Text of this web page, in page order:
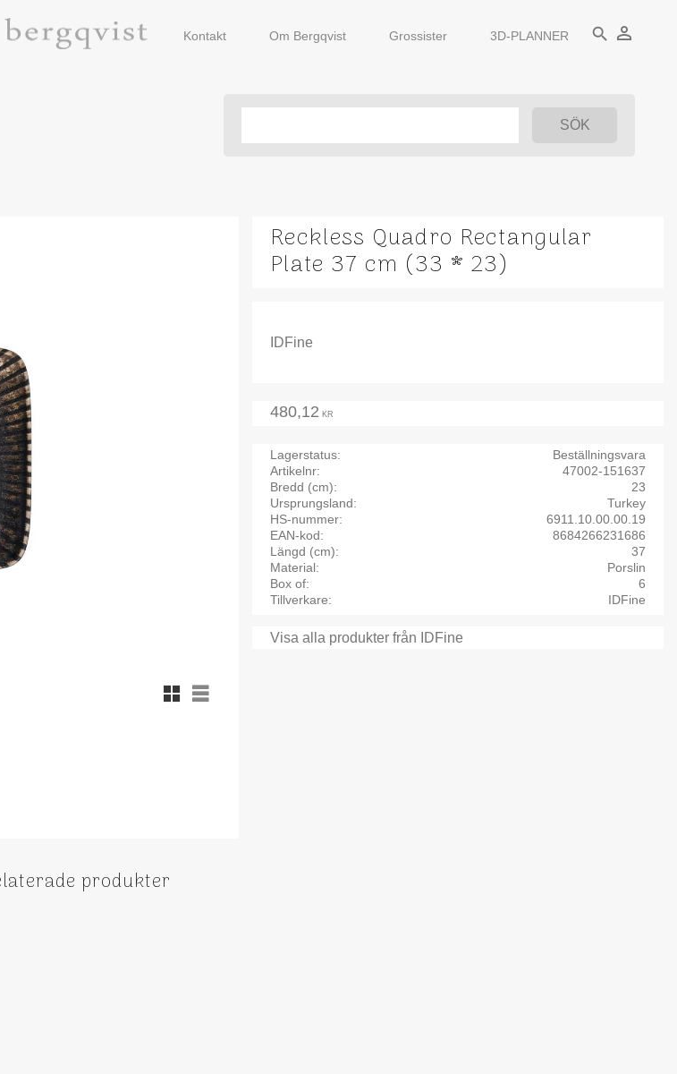
Kontakt Om Bergqvist Grossister 3D-PLANNER search person_outline
Reckless Quadro Rectangular
Plate 37 cm (33 * 23)
IDFine
Rutnätsvy
Listvy
480,12 KR
Lagerstatus
Beställningsvara
Artikelnr
47002-151637
Bredd (cm)
23
Ursprungsland
Turkey
HS-nummer
6911.10.00.00.19
EAN-kod
8684266231686
Längd (cm)
37
Material
Porslin
Box of
6
Tillverkare
IDFine
Visa alla produkter från IDFine
produkter